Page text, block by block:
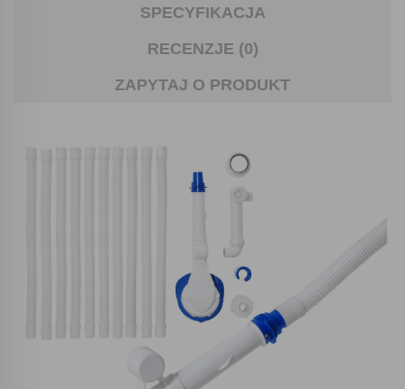
SPECYFIKACJA
RECENZJE (0)
ZAPYTAJ O PRODUKT